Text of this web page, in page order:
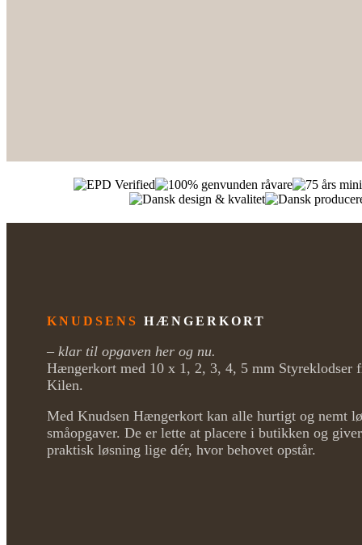
KNUDSENS HÆNGERKORT
– klar til opgaven her og nu.
Hængerkort med 10 x 1, 2, 3, 4, 5 mm Styreklodser
Kilen.
Med Knudsen Hængerkort kan alle hurtigt og nemt
småopgaver. De er lette at placere i butikken og
praktisk løsning lige dér, hvor behovet opstår.